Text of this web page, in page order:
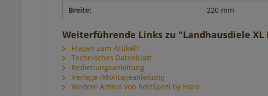
Breite:
220 mm
Weiterführende Links zu "Landhausdiele
Fragen zum Artikel?
Technisches Datenblatt
Bedienungsanleitung
Verlege-/Montageanleitung
Weitere Artikel von holzSpezi by Haro